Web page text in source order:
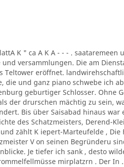
K " ca A K A - - - . saataremeen
versammlungen. Die am
Teltower eröffnet.
die und ganz piano schwebe ich
geburtiger Schlosser. Ohne
der drurschen mächtig zu sein,
Bis über Saisabad hinaus war
des Schatzmeisters, Derend-
zählt K iepert-Marteufelde ,
V on seinen Begründeru
Je tiefer ich sank , desto
mirplatzrn . Der In